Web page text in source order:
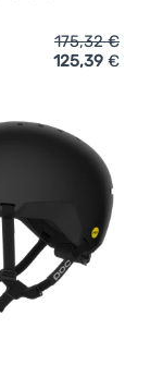
'Kinder
175,32€
125,39 €